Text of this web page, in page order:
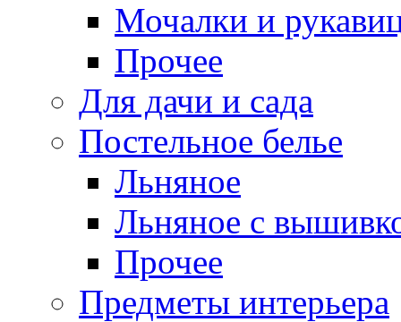
Мочалки и
Прочее
Для дачи и сада
Постельное белье
Льняное
Льняное с
Прочее
Предметы интерьера